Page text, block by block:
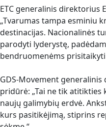
ETC generalinis direktorius
„Tvarumas tampa esminiu
destinacijas. Nacionalinės
parodyti lyderystę,
bendruomenėms
GDS-Movement
pridūrė: „Tai ne tik atitikties
naujų galimybių erdvė.
kurs pasitikėjimą, stiprins